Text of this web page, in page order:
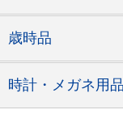
歳時品
時計・メガネ用品